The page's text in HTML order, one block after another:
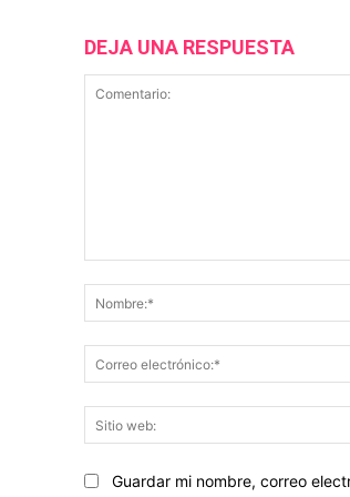
DEJA UNA RESPUESTA
Guardar mi nombre, correo